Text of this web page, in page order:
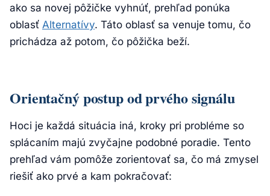
ako sa novej pôžičke vyhnúť, prehľad ponúka
oblasť Alternatívy. Táto oblasť sa venuje tomu, čo
prichádza až potom, čo pôžička beží.
Orientačný postup od prvého signálu
Hoci je každá situácia iná, kroky pri probléme so
splácaním majú zvyčajne podobné poradie. Tento
prehľad vám pomôže zorientovať sa, čo má zmysel
riešiť ako prvé a kam pokračovať: